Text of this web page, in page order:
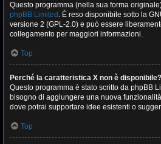
Questo programma (nella sua forma
phpBB Limited . È reso disponibile sotto la
versione 2 (GPL-2.0) e può essere
collegamento per maggiori informazioni.
Top
Perché la caratteristica X non è disponibile?
Questo programma è stato scritto da phpBB
bisogno di aggiungere una nuova
dove potrai supportare idee esistenti o
Top